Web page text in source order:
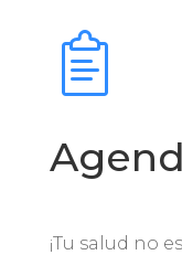
¡Tu salud no